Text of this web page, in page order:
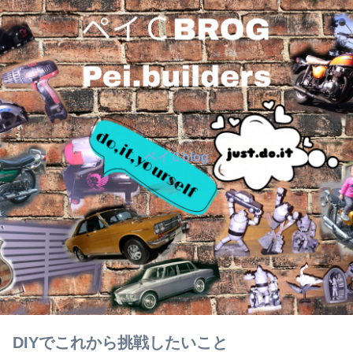
ペイＣblog
DIYでこれから挑戦したいこと